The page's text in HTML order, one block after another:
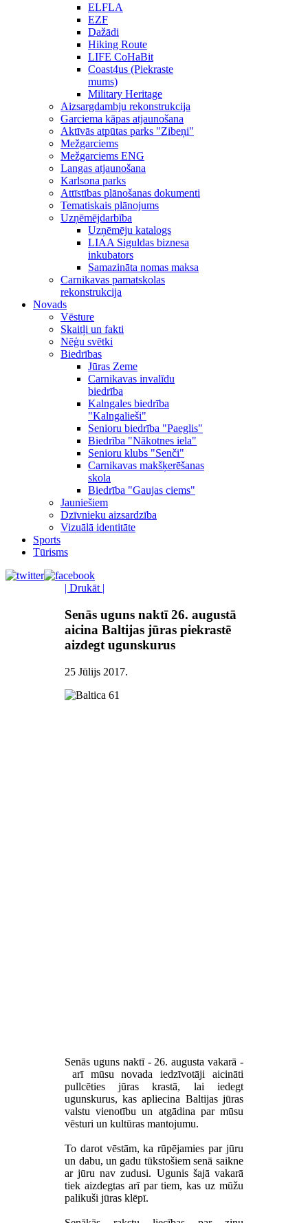
ELFLA
EZF
Dažādi
Hiking Route
LIFE CoHaBit
Coast4us (Piekraste
mums)
Military Heritage
Aizsargdambju rekonstrukcija
Garciema kāpas atjaunošana
Aktīvās atpūtas parks "Zibeņi"
Mežgarciems
Mežgarciems ENG
Langas atjaunošana
Karlsona parks
Attīstības plānošanas dokumenti
Tematiskais plānojums
Uzņēmējdarbība
Uzņēmēju katalogs
LIAA Siguldas biznesa
inkubators
Samazināta nomas maksa
Carnikavas pamatskolas
rekonstrukcija
Novads
Vēsture
Skaitļi un fakti
Nēģu svētki
Biedrības
Jūras Zeme
Carnikavas invalīdu
biedrība
Kalngales biedrība
"Kalngalieši"
Senioru biedrība "Paeglis"
Biedrība "Nākotnes iela"
Senioru klubs "Senči"
Carnikavas makšķerēšanas
skola
Biedrība "Gaujas ciems"
Jauniešiem
Dzīvnieku aizsardzība
Vizuālā identitāte
Sports
Tūrisms
| Drukāt |
Senās uguns naktī 26. augustā
aicina Baltijas jūras piekrastē
aizdegt ugunskurus
25 Jūlijs 2017.
Senās uguns naktī - 26. augusta vakarā -
arī mūsu novada iedzīvotāji aicināti
pullcēties jūras krastā, lai iedegt
ugunskurus, kas apliecina Baltijas jūras
valstu vienotību un atgādina par mūsu
vēsturi un kultūras mantojumu.
To darot vēstām, ka rūpējamies par jūru
un dabu, un gadu tūkstošiem senā saikne
ar jūru nav zudusi. Ugunis šajā vakarā
tiek aizdegtas arī par tiem, kas uz mūžu
palikuši jūras klēpī.